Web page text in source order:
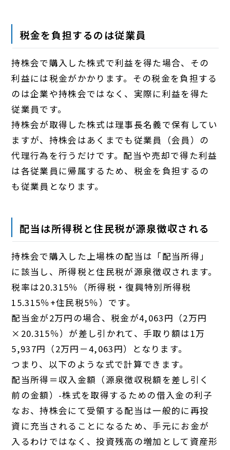
税金を負担するのは従業員
持株会で購入した株式で利益を得た場合、その
利益には税金がかかります。その税金を負担する
のは企業や持株会ではなく、実際に利益を得た
従業員です。
持株会が取得した株式は理事長名義で保有してい
ますが、持株会はあくまでも従業員（会員）の
代理行為を行うだけです。配当や売却で得た利益
は各従業員に帰属するため、税金を負担するの
も従業員となります。
配当は所得税と住民税が源泉徴収される
持株会で購入した上場株の配当は「配当所得」
に該当し、所得税と住民税が源泉徴収されます。
税率は20.315％（所得税・復興特別所得税
15.315％+住民税5％）です。
配当金が2万円の場合、税金が4,063円（2万円
×20.315％）が差し引かれて、手取り額は1万
5,937円（2万円－4,063円）となります。
つまり、以下のような式で計算できます。
配当所得＝収入金額（源泉徴収税額を差し引く
前の金額）-株式を取得するための借入金の利子
なお、持株会にて受領する配当は一般的に再投
資に充当されることになるため、手元にお金が
入るわけではなく、投資残高の増加として資産形